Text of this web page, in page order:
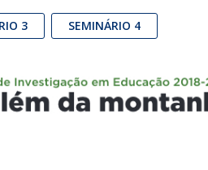
Alunos de Psicologia
3 SEMINÁRIO 4